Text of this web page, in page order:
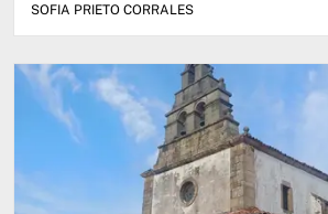
SOFIA PRIETO CORRALES